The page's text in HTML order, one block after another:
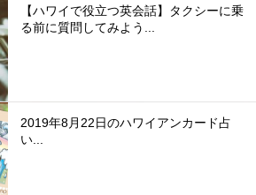
【ハワイで役立つ英会話】タクシーに乗
る前に質問してみよう...
2019年8月22日のハワイアンカード占
い...